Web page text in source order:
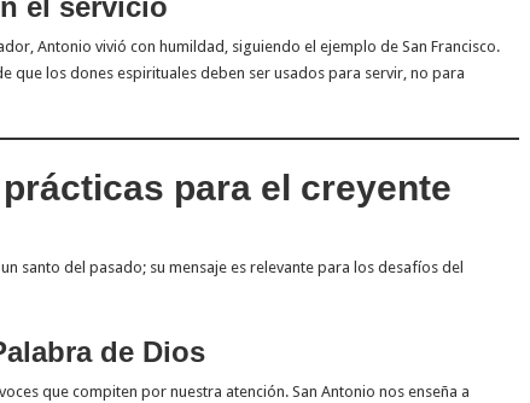
el servicio
Antonio vivió con humildad, siguiendo el ejemplo de San Francisco.
que los dones espirituales deben ser usados para servir, no para
para el creyente
santo del pasado; su mensaje es relevante para los desafíos del
de Dios
que compiten por nuestra atención. San Antonio nos enseña a